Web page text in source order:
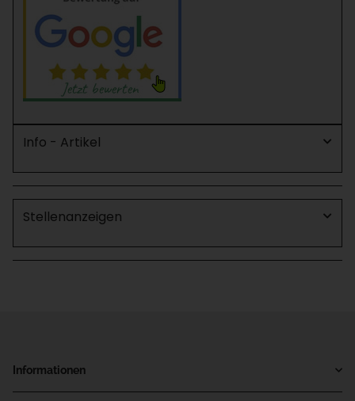
Info - Artikel
Stellenanzeigen
Informationen